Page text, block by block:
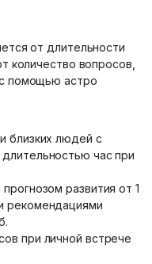
от длительности
количество вопросов,
помощью астро
близких людей с
час при
развития от 1
рекомендациями
при личной встрече